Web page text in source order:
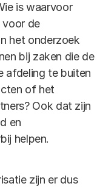
is waarvoor
de
het onderzoek
bij zaken die de
afdeling te buiten
of het
Ook dat zijn
en
helpen.
zijn er dus